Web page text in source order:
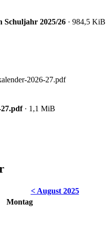
Schuljahr 2025/26 · 984,5 KiB
· 1,1 MiB
< August 2025
Montag